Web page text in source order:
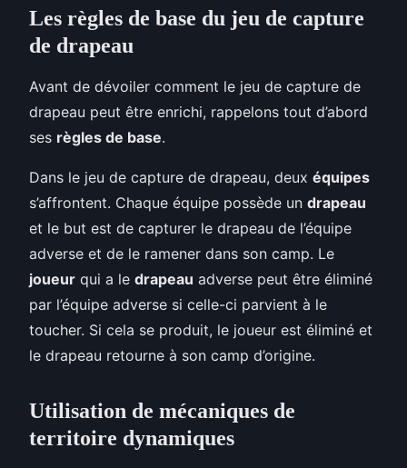
Les règles de base du jeu de capture
de drapeau
Avant de dévoiler comment le jeu de capture de
drapeau peut être enrichi, rappelons tout d’abord
ses règles de base.
Dans le jeu de capture de drapeau, deux équipes
s’affrontent. Chaque équipe possède un drapeau
et le but est de capturer le drapeau de l’équipe
adverse et de le ramener dans son camp. Le
joueur qui a le drapeau adverse peut être éliminé
par l’équipe adverse si celle-ci parvient à le
toucher. Si cela se produit, le joueur est éliminé et
le drapeau retourne à son camp d’origine.
Utilisation de mécaniques de
territoire dynamiques